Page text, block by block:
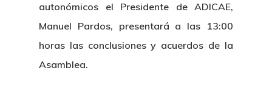
autonómicos el Presidente de ADICAE,
Manuel Pardos, presentará a las 13:00
horas las conclusiones y acuerdos de la
Asamblea.